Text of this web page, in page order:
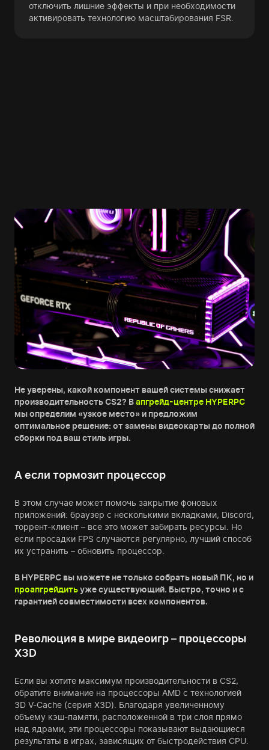
отключить лишние эффекты и при необходимости
активировать технологию масштабирования FSR.
Не уверены, какой компонент вашей системы снижает
производительность CS2? Вапгрейд-центре HYPERPC
мы определим «узкое место» и предложим
оптимальное решение: от замены видеокарты до полной
сборки под ваш стиль игры.
А если тормозит процессор
В этом случае может помочь закрытие фоновых
приложений: браузер с несколькими вкладками, Discord,
торрент-клиент – все это может забирать ресурсы. Но
если просадки FPS случаются регулярно, лучший способ
их устранить – обновить процессор.
В HYPERPC вы можете не только собрать новый ПК, но и
проапгрейдитьуже существующий. Быстро, точно и с
гарантией совместимости всех компонентов.
Революция в мире видеоигр – процессоры
X3D
Если вы хотите максимум производительности в CS2,
обратите внимание на процессоры AMD с технологией
3D V-Cache (серия X3D). Благодаря увеличенному
объему кэш-памяти, расположенной в три слоя прямо
над ядрами, эти процессоры показывают выдающиеся
результаты в играх, зависящих от быстродействия CPU.